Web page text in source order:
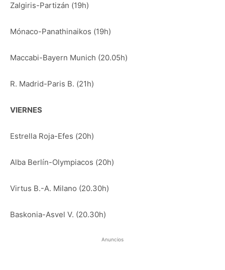
Zalgiris-Partizán (19h)
Mónaco-Panathinaikos (19h)
Maccabi-Bayern Munich (20.05h)
R. Madrid-Paris B. (21h)
VIERNES
Estrella Roja-Efes (20h)
Alba Berlín-Olympiacos (20h)
Virtus B.-A. Milano (20.30h)
Baskonia-Asvel V. (20.30h)
Anuncios